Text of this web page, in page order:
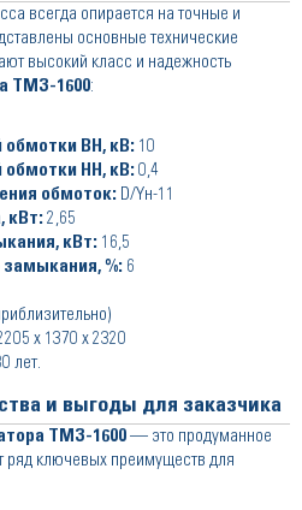
всегда опирается на точные и
основные технические
высокий класс и надежность
ТМЗ-1600:
обмотки ВН, кВ: 10
обмотки НН, кВ: 0,4
обмоток: D/Yн-11
кВт: 2,65
кВт: 16,5
замыкания, %: 6
x 1370 x 2320
лет.
и выгоды для заказчика
ТМЗ-1600 — это продуманное
ряд ключевых преимуществ для